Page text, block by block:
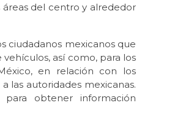
del centro y alrededor
ciudadanos mexicanos que
así como, para los
en relación con los
las autoridades mexicanas.
para obtener información